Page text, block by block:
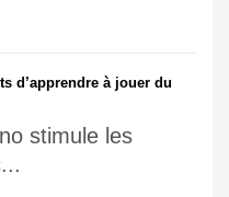
d’apprendre à jouer du
stimule les